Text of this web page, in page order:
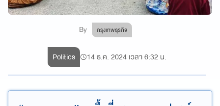
By กรุงเทพธุรกิจ
Politics 14 ธ.ค. 2024 เวลา 6:32 น.